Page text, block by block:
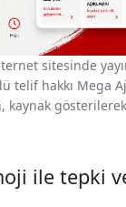
sitesinde
telif hakkı Mega
kaynak
ile tepki